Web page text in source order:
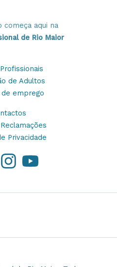
começa aqui na
de Rio Maior
de Adultos
emprego
Privacidade